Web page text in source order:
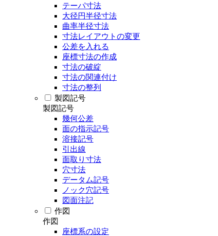
テーパ寸法
大径円半径寸法
曲率半径寸法
寸法レイアウトの変更
公差を入れる
座標寸法の作成
寸法の破綻
寸法の関連付け
寸法の整列
製図記号
製図記号
幾何公差
面の指示記号
溶接記号
引出線
面取り寸法
穴寸法
データム記号
ノック穴記号
図面注記
作図
作図
座標系の設定